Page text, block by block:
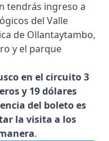
tendrás ingreso a
del Valle
de Ollantaytambo,
y el parque
en el circuito 3
y 19 dólares
del boleto es
la visita a los
.